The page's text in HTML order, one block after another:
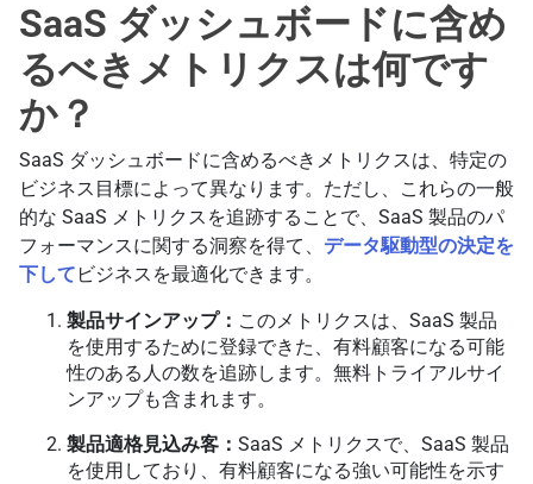
SaaS ダッシュボードに含め
るべきメトリクスは何です
か？
SaaS ダッシュボードに含めるべきメトリクスは、特定の
ビジネス目標によって異なります。ただし、これらの一般
的な SaaS メトリクスを追跡することで、SaaS 製品のパ
フォーマンスに関する洞察を得て、 データ駆動型の決定を
下して ビジネスを最適化できます。
製品サインアップ： このメトリクスは、SaaS 製品
を使用するために登録できた、有料顧客になる可能
性のある人の数を追跡します。無料トライアルサイ
ンアップも含まれます。
製品適格見込み客： SaaS メトリクスで、SaaS 製品
を使用しており、有料顧客になる強い可能性を示す